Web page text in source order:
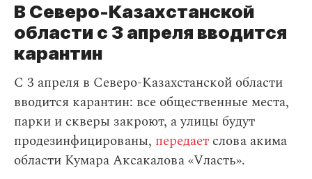
В Северо-Казахстанской
области с 3 апреля вводится
карантин
С 3 апреля в Северо-Казахстанской области
вводится карантин: все общественные места,
парки и скверы закроют, а улицы будут
продезинфицированы, передает слова акима
области Кумара Аксакалова «Vласть».